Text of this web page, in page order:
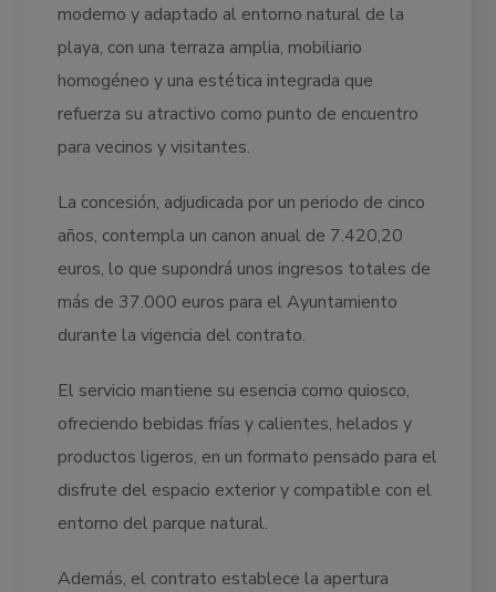
moderno y adaptado al entorno natural de la
playa, con una terraza amplia, mobiliario
homogéneo y una estética integrada que
refuerza su atractivo como punto de encuentro
para vecinos y visitantes.
La concesión, adjudicada por un periodo de cinco
años, contempla un canon anual de 7.420,20
euros, lo que supondrá unos ingresos totales de
más de 37.000 euros para el Ayuntamiento
durante la vigencia del contrato.
El servicio mantiene su esencia como quiosco,
ofreciendo bebidas frías y calientes, helados y
productos ligeros, en un formato pensado para el
disfrute del espacio exterior y compatible con el
entorno del parque natural.
Además, el contrato establece la apertura